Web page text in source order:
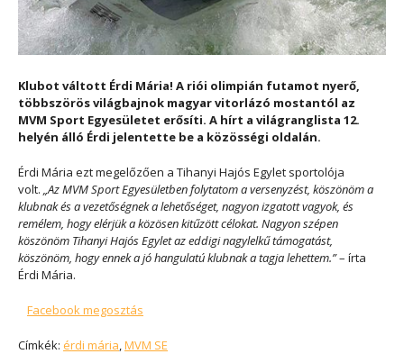
Klubot váltott Érdi Mária! A riói olimpián futamot nyerő,
többszörös világbajnok magyar vitorlázó mostantól az
MVM Sport Egyesületet erősíti. A hírt a világranglista 12.
helyén álló Érdi jelentette be a közösségi oldalán.
Érdi Mária ezt megelőzően a Tihanyi Hajós Egylet sportolója
volt. „Az MVM Sport Egyesületben folytatom a versenyzést, köszönöm a
klubnak és a vezetőségnek a lehetőséget, nagyon izgatott vagyok, és
remélem, hogy elérjük a közösen kitűzött célokat. Nagyon szépen
köszönöm Tihanyi Hajós Egylet az eddigi nagylelkű támogatást,
köszönöm, hogy ennek a jó hangulatú klubnak a tagja lehettem.”– írta
Érdi Mária.
Facebook megosztás
Címkék: érdi mária,MVM SE